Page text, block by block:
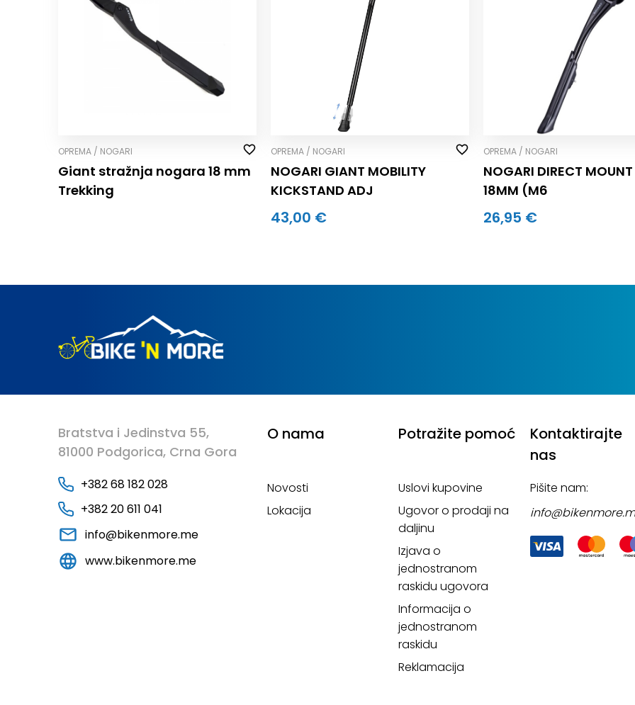
OPREMA / NOGARI
Giant stražnja nogara 18 mm
Trekking
OPREMA / NOGARI
NOGARI GIANT MOBILITY
KICKSTAND ADJ
43,00 €
OPREMA / NOGARI
NOGARI DIRECT
18MM (M6
26,95 €
Bratstva i Jedinstva 55,
81000 Podgorica, Crna Gora
+382 68 182 028
+382 20 611 041
info@bikenmore.me
www.bikenmore.me
O nama
Novosti
Lokacija
Potražite pomoć
Uslovi kupovine
Ugovor o prodaji na
daljinu
Izjava o
jednostranom
raskidu ugovora
Informacija o
jednostranom
raskidu
Reklamacija
Kontaktirajte
nas
Pišite nam: